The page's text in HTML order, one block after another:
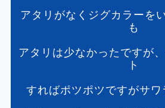
アタリがなくジグカラーを
も
アタリは少なかったですが
ト
すればポツポツですがサワ